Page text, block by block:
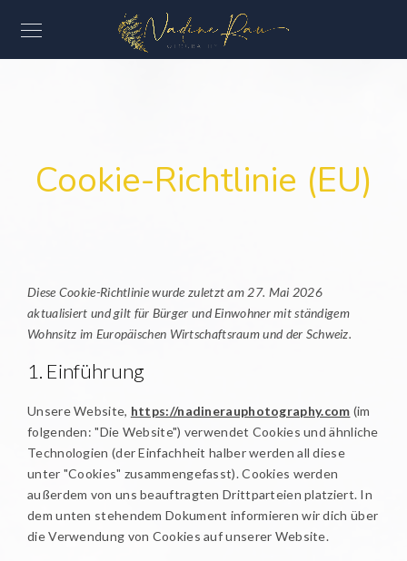
Cookie-Richtlinie (EU)
Diese Cookie-Richtlinie wurde zuletzt am 27. Mai 2026
aktualisiert und gilt für Bürger und Einwohner mit ständigem
Wohnsitz im Europäischen Wirtschaftsraum und der Schweiz.
1. Einführung
Unsere Website, https://nadinerauphotography.com (im
folgenden: "Die Website") verwendet Cookies und ähnliche
Technologien (der Einfachheit halber werden all diese
unter "Cookies" zusammengefasst). Cookies werden
außerdem von uns beauftragten Drittparteien platziert. In
dem unten stehendem Dokument informieren wir dich über
die Verwendung von Cookies auf unserer Website.